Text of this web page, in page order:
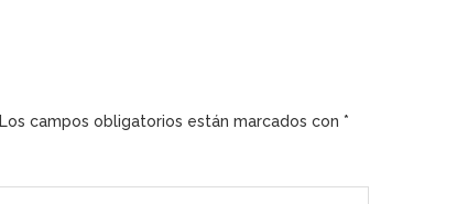
Los campos obligatorios están marcados con *